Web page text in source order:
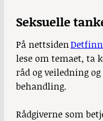
Seksuelle
På nettsiden
lese om temaet, ta
råd og veiledning
behandling.
Rådgiverne som